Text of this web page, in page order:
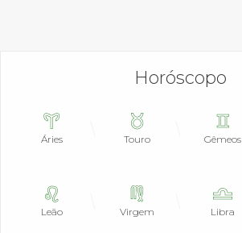
Horóscopo
Áries Touro Gêmeos
Leão Virgem Libra